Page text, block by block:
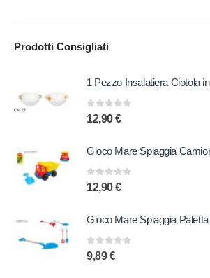
Prodotti Consigliati
0out of 5
12,90€
Gioco Mare Spiaggia
0out of 5
12,90€
0 out of 5
9,89€